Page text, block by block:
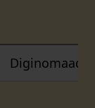
Diginomaad